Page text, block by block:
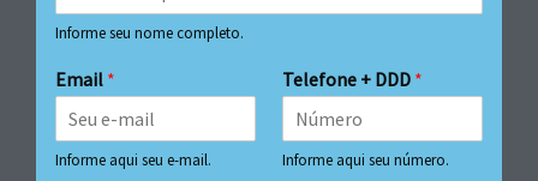
Informe seu nome completo.
Email *
Informe aqui seu e-mail.
Telefone + DDD *
Informe aqui seu número.